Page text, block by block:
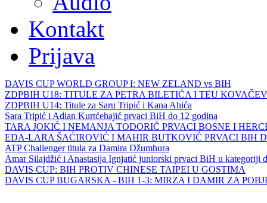
Kontakt
Prijava
DAVIS CUP WORLD GROUP I: NEW ZELAND vs BIH
ZDPBIH U18: TITULE ZA PETRA BILETIĆA I TEU
ZDPBIH U14: Titule za Saru Tripić i Kana Ahića
Sara Tripić i Adian Kurtćehajić prvaci BiH do 12 godina
TARA JOKIĆ I NEMANJA TODORIĆ PRVACI BOSNE I
EDA-LARA ŠAĆIROVIĆ I MAHIR BUTKOVIĆ PRVACI BIH
ATP Challenger titula za Damira Džumhura
Amar Silajdžić i Anastasija Ignjatić juniorski prvaci BiH u kategoriji
DAVIS CUP: BIH PROTIV CHINESE TAIPEI U GOSTIMA
DAVIS CUP BUGARSKA - BIH 1-3: MIRZA I DAMIR ZA